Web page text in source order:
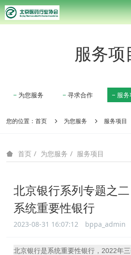
服务项
为您服务 寻求合作 服务
您的位置：首页 为您服务 服务项目
首页 为您服务 服务项目
北京银行系列专题之
系统重要性银行
2023-08-31 16:07:12 bppa_admin
北京银行是系统重要性银行，2022年